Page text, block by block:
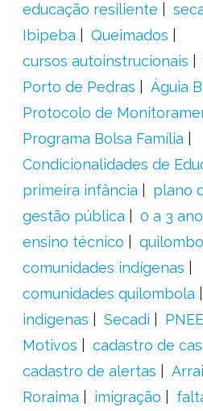
educação resiliente
Ibipeba
Queimados
cursos autoinstrucionais
Porto de Pedras
Águia
Protocolo de
Programa Bolsa Família
Condicionalidades de
primeira infância
plano
gestão pública
0 a 3
ensino técnico
comunidades indígenas
comunidades quilombola
indígenas
Secadi
Motivos
cadastro de
cadastro de alertas
Roraima
imigração